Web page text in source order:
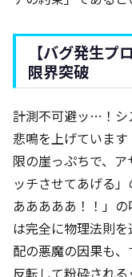
【バグ発生プ
限界突破
計測不可避ッ…！シ
悲鳴を上げていま
限の崖っぷちで、
ッチさせてあげる
あああああ！！」
は完全に物理法則
配の悪魔の因果も
反転して粉砕され